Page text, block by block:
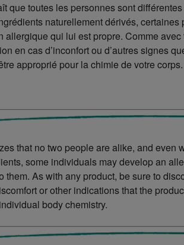
que toutes les personnes sont
naturellement dérivés, certaines
allergique qui lui est propre. Comme avec
en cas d’inconfort ou d’autres signes
approprié pour la chimie de votre corps.
that no two people are alike, and even
some individuals may develop an
them. As with any product, be sure to
or other indications that the
body chemistry.